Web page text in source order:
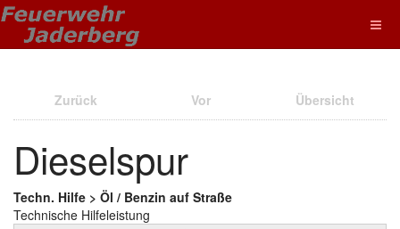
Zurück Vor Übersicht
Dieselspur
Techn. Hilfe > Öl / Benzin auf Straße
Technische Hilfeleistung